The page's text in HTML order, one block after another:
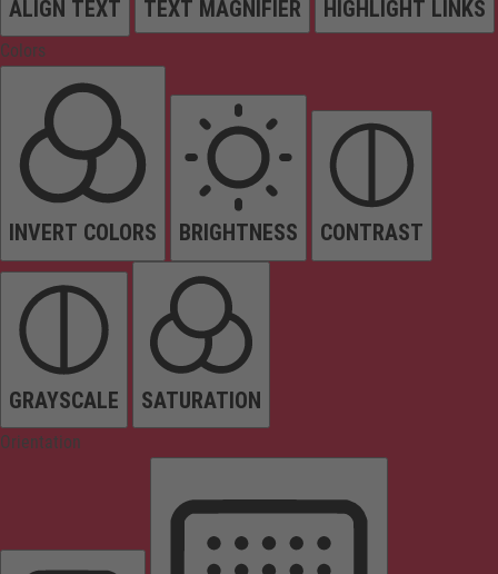
ALIGN TEXT TEXT MAGNIFIER HIGHLIGHT LINKS
Colors
INVERT COLORS BRIGHTNESS CONTRAST
GRAYSCALE SATURATION
Orientation